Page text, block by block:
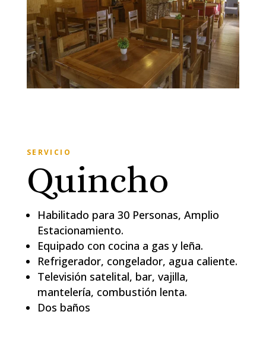
SERVICIO
Quincho
Habilitado para 30 Personas, Amplio
Estacionamiento.
Equipado con cocina a gas y leña.
Refrigerador, congelador, agua caliente.
Televisión satelital, bar, vajilla,
mantelería, combustión lenta.
Dos baños